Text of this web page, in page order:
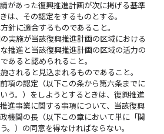
があった復興推進計画が次に掲げる基準
は、その認定をするものとする。
針に適合するものであること。
実施が当該復興推進計画の区域における
推進と当該復興推進計画の区域の活力の
あると認められること。
されると見込まれるものであること。
項の認定（以下この条から第六条までに
う。）をしようとするときは、復興推進
進事業に関する事項について、当該復興
機関の長（以下この章において単に「関
。）の同意を得なければならない。